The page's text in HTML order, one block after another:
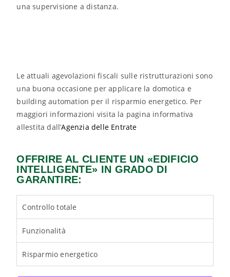
una supervisione a distanza.
Le attuali agevolazioni fiscali sulle ristrutturazioni sono
una buona occasione per applicare la domotica e
building automation per il risparmio energetico. Per
maggiori informazioni visita la pagina informativa
allestita dall’Agenzia delle Entrate
OFFRIRE AL CLIENTE UN «EDIFICIO
INTELLIGENTE» IN GRADO DI
GARANTIRE:
Controllo totale
Funzionalità
Risparmio energetico